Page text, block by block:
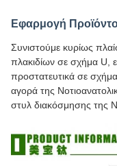
Εφαρμογή
Συνιστούμε κυρίως
πλακιδίων σε σχήμα U,
προστατευτικά σε
αγορά της
στυλ διακόσμησης της